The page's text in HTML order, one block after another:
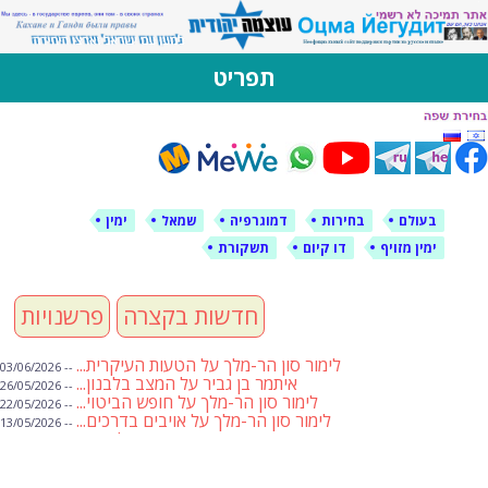
לימין עוצמה יהודית
אתר תמיכה ברוסית ובעברית
תפריט
דילוג
לתוכן
בעולם בחירות דמוגרפיה שמאל
ימין
ימין מזויף
דו קיום תשקורת
פרשנויות חדשות בקצרה
לימור סון הר-מלך על הטעות העיקרית... -- 03/06/2026
איתמר בן גביר על המצב בלבנון... -- 26/05/2026
לימור סון הר-מלך על חופש הביטוי... -- 22/05/2026
לימור סון הר-מלך על אויבים בדרכים... -- 13/05/2026
שבועת אמונים לדעאש